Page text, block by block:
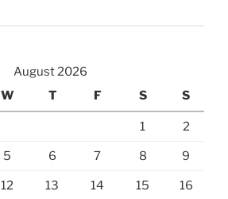
August 2026
W T F S S
1 2
5 6 7 8 9
12 13 14 15 16